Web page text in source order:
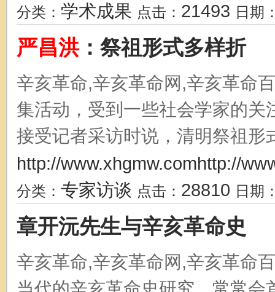
分类： 学术成果 点击： 21493 日期
严昌洪：祭祖形式多样折
辛亥革命,辛亥革命网,辛亥革命
集活动，受到一些社会学家的关
接受记者采访时说，清明祭祖形
http://www.xhgmw.comhttp://
分类： 专家访谈 点击： 28810 日期
章开沅先生与辛亥革命史
辛亥革命,辛亥革命网,辛亥革命